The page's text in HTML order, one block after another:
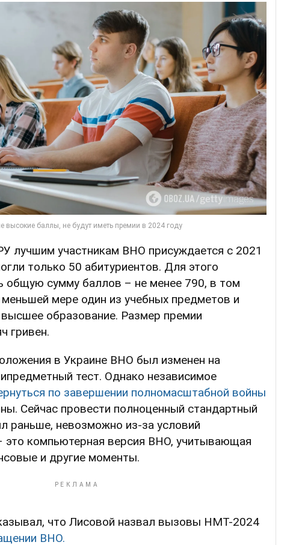
лучшим участникам ВНО присуждается с 2021
только 50 абитуриентов. Для этого
общую сумму баллов – не менее 790, в том
мере один из учебных предметов и
образование. Размер премии
гривен.
в Украине ВНО был изменен на
тест. Однако независимое
по завершении полномасштабной войны
Сейчас провести полноценный стандартный
раньше, невозможно из-за условий
это компьютерная версия ВНО, учитывающая
и другие моменты.
что Лисовой назвал вызовы НМТ-2024
ВНО.